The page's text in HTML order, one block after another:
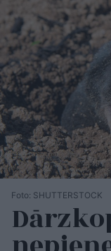
Foto: SHUTTERSTOCK